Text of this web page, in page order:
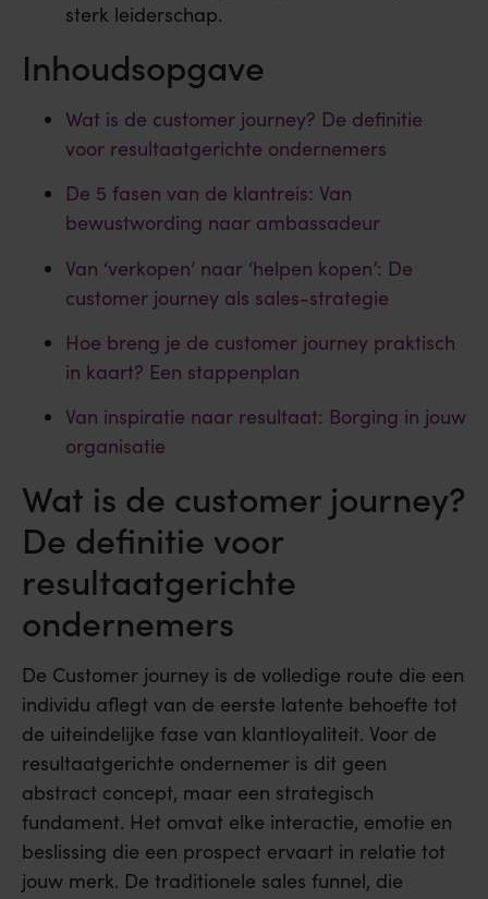
sterk leiderschap.
Inhoudsopgave
Wat is de customer journey? De definitie
voor resultaatgerichte ondernemers
De 5 fasen van de klantreis: Van
bewustwording naar ambassadeur
Van ‘verkopen’ naar ‘helpen kopen’: De
customer journey als sales-strategie
Hoe breng je de customer journey praktisch
in kaart? Een stappenplan
Van inspiratie naar resultaat: Borging in jouw
organisatie
Wat is de customer journey?
De definitie voor
resultaatgerichte
ondernemers
De Customer journey is de volledige route die een
individu aflegt van de eerste latente behoefte tot
de uiteindelijke fase van klantloyaliteit. Voor de
resultaatgerichte ondernemer is dit geen
abstract concept, maar een strategisch
fundament. Het omvat elke interactie, emotie en
beslissing die een prospect ervaart in relatie tot
jouw merk. De traditionele sales funnel, die